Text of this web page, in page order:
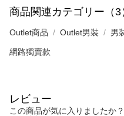
商品関連カテゴリー（3
Outlet商品 Outlet男裝 男
網路獨賣款
レビュー
この商品が気に入りましたか